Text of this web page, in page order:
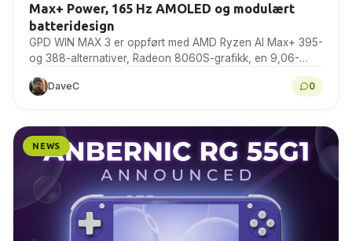
Max+ Power, 165 Hz AMOLED og modulært
batteridesign
GPD WIN MAX 3 er oppført med AMD Ryzen AI Max+ 395-
og 388-alternativer, Radeon 8060S-grafikk, en 9,06-
tommers 165 Hz AMOLED-skjerm, modulært batteri og...
DaveC 0
NEWS